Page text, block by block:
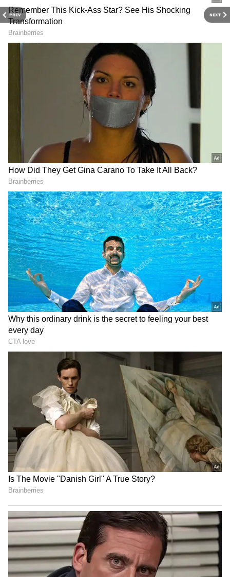
PREV NEXT
గుజరాత్‌లో వింత ఘటన అలల్లా
ఎగసి పడుతున్న బావి నీళ్లు |
Virparada village | Gujarat
mysterious well
డాలర్లు వస్తాయి కానీ...
అమెరికాలో అందరి బతుకూ ఇదే!
| US vs India Minimum
Wage | Asianet News Telugu
తమిళనాడు బడ్జెట్ విజయ్
ఆసక్తికర కేటాయింపులు | Tamil
Nadu CM Vijay Mega Budget
2026
వెనకా, ముందు ఎస్కార్ట్ రైళ్లు..
మధ్యలో రాష్ట్రపతి కోసం ప్రత్యేక
రైలు. ఇదొక న‌డిచే రాజ‌భ‌వ‌నం
LATEST VIDEOS
చీరాల పర్యటన లో స్వయంగా చీరను నేసిన
సీఎం చంద్రబాబు | CM Chandrababu
Chirala tour | Asianet Telugu
గుజరాత్‌లో వింత ఘటన అలల్లా ఎగసి
పడుతున్న బావి నీళ్లు | Virparada village |
Gujarat mysterious well